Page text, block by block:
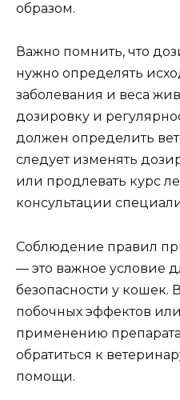
образом.
Важно помнить, что
нужно определять
заболевания и веса
дозировку и
должен определить
следует изменять
или продлевать курс
консультации
Соблюдение правил
— это важное условие
безопасности у кошек.
побочных эффектов
применению
обратиться к
помощи.